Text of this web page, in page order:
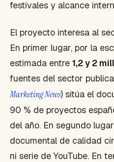
festivales y alcance
El proyecto interesa al
En primer lugar, por la
estimada entre 1,2 y 2
fuentes del sector
Marketing News) sitúa el
90 % de proyectos
del año. En segundo
documental de calidad
ni serie de YouTube. En